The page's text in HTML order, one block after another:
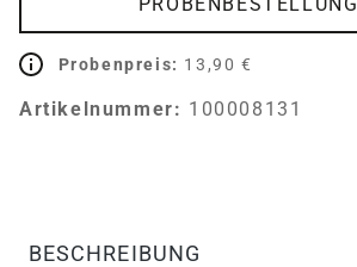
Probenpreis: 13,90 €
Artikelnummer: 100008131
BESCHREIBUNG